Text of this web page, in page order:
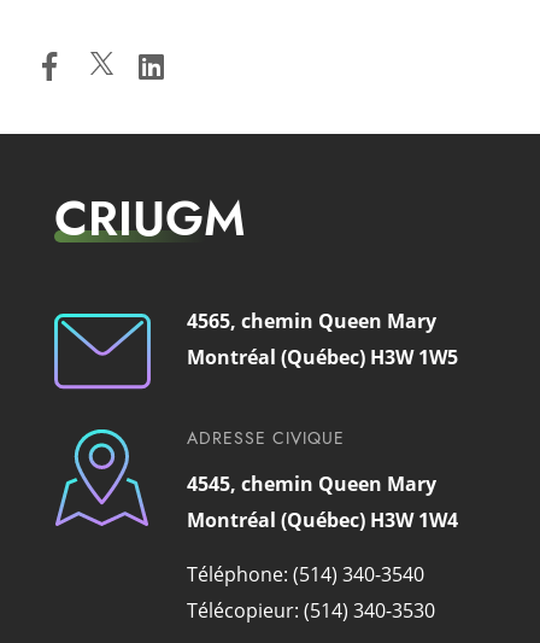
CRIUGM
4565, chemin Queen Mary
Montréal (Québec) H3W 1W5
ADRESSE CIVIQUE
4545, chemin Queen Mary
Montréal (Québec) H3W 1W4
Téléphone: (514) 340-3540
Télécopieur: (514) 340-3530